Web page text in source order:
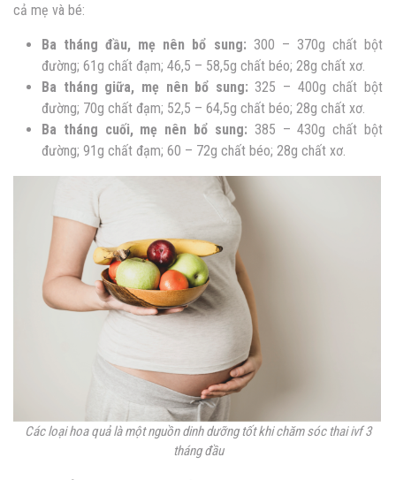
cả mẹ và bé:
Ba tháng đầu, mẹ nên bổ sung: 300 – 370g chất bột
đường; 61g chất đạm; 46,5 – 58,5g chất béo; 28g chất xơ.
Ba tháng giữa, mẹ nên bổ sung: 325 – 400g chất bột
đường; 70g chất đạm; 52,5 – 64,5g chất béo; 28g chất xơ.
Ba tháng cuối, mẹ nên bổ sung: 385 – 430g chất bột
đường; 91g chất đạm; 60 – 72g chất béo; 28g chất xơ.
Các loại hoa quả là một nguồn dinh dưỡng tốt khi chăm sóc thai ivf 3
tháng đầu